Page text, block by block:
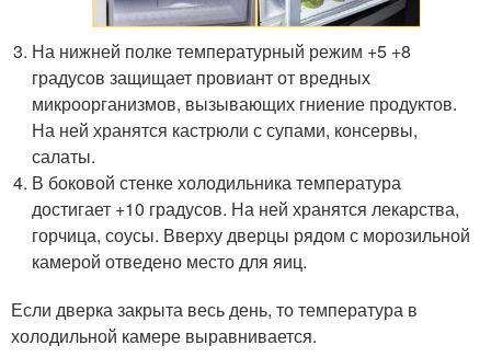
На нижней полке температурный режим +5 +8
градусов защищает провиант от вредных
микроорганизмов, вызывающих гниение продуктов.
На ней хранятся кастрюли с супами, консервы,
салаты.
В боковой стенке холодильника температура
достигает +10 градусов. На ней хранятся лекарства,
горчица, соусы. Вверху дверцы рядом с морозильной
камерой отведено место для яиц.
Если дверка закрыта весь день, то температура в
холодильной камере выравнивается.